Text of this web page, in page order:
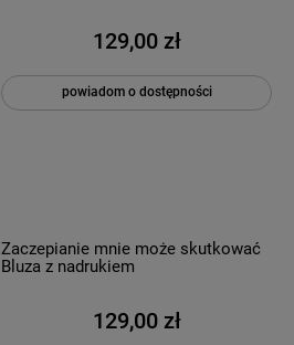
129,00 zł
powiadom o dostępności
Zaczepianie mnie może skutkować
Bluza z nadrukiem
129,00 zł